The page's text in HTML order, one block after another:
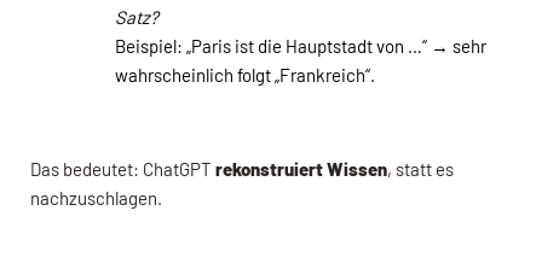
Satz?
Beispiel: „Paris ist die Hauptstadt von …“ → sehr
wahrscheinlich folgt „Frankreich“.
Das bedeutet: ChatGPT rekonstruiert Wissen, statt es
nachzuschlagen.